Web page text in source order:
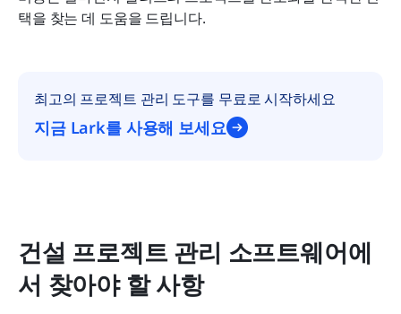
택을 찾는 데 도움을 드립니다.
최고의 프로젝트 관리 도구를 무료로 시작하세요
지금 Lark를 사용해 보세요
건설 프로젝트 관리 소프트웨어에
서 찾아야 할 사항